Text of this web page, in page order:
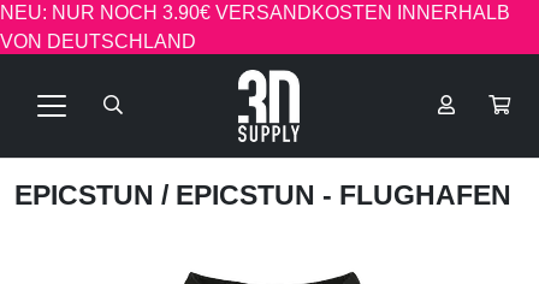
NEU: NUR NOCH 3.90€ VERSANDKOSTEN INNERHALB
VON DEUTSCHLAND
EPICSTUN / EPICSTUN - FLUGHAFEN